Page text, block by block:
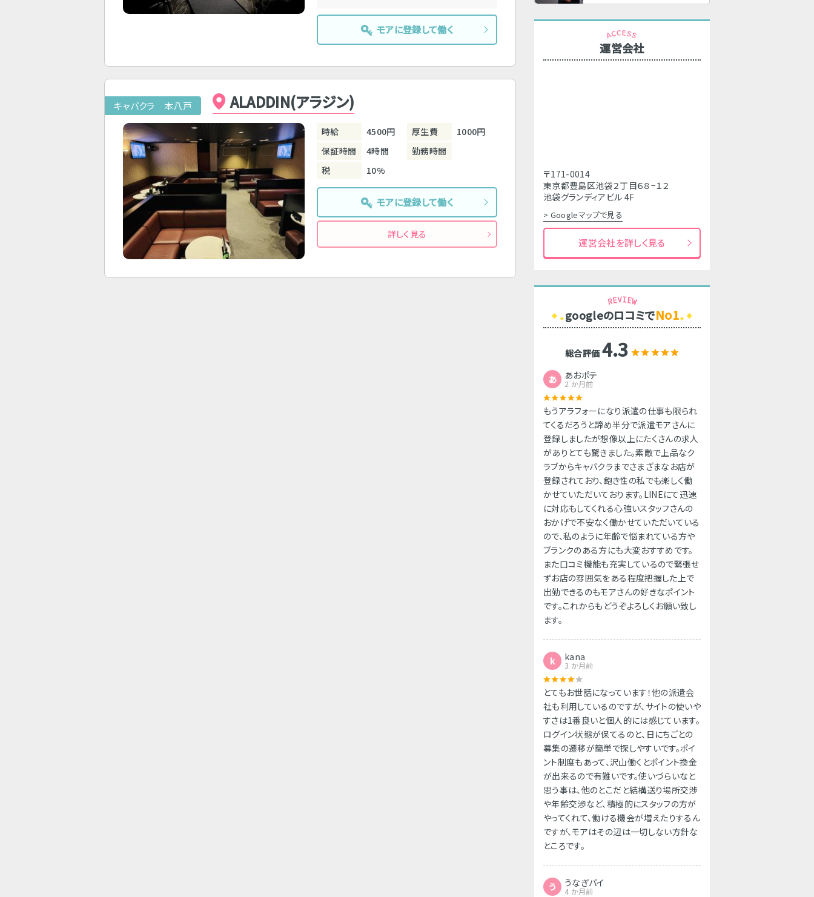
モアに登録して働く
キャバクラ 本八戸 ALADDIN(アラジン)
時給 4500円 厚生費
1000円
保証時間
4時間
勤務時間
税
10%
モアに登録して働く
詳しく見る
運営会社
〒171-0014
東京都豊島区池袋２丁目６８−１２
池袋グランディアビル 4F
> Googleマップで見る
運営会社を詳しく見る
googleのロコミでNo1
総合評価4.3
あ あおポテ
2 か月前
もうアラフォーになり派遣の仕事も限られ
てくるだろうと諦め半分で派遣モアさんに
登録しましたが想像以上にたくさんの求人
がありとても驚きました。素敵で上品なク
ラブからキャバクラまでさまざまなお店が
登録されており、飽き性の私でも楽しく働
かせていただいております。LINEにて迅速
に対応もしてくれる心強いスタッフさんの
おかげで不安なく働かせていただいている
ので、私のように年齢で悩まれている方や
ブランクのある方にも大変おすすめです。
また口コミ機能も充実しているので緊張せ
ずお店の雰囲気をある程度把握した上で
出勤できるのもモアさんの好きなポイント
です。これからもどうぞよろしくお願い致し
ます。
k kana
3 か月前
とてもお世話になっています！他の派遣会
社も利用しているのですが、サイトの使いや
すさは1番良いと個人的には感じています。
ログイン状態が保てるのと、日にちごとの
募集の遷移が簡単で探しやすいです。ポイ
ント制度もあって、沢山働くとポイント換金
が出来るので有難いです。使いづらいなと
思う事は、他のとこだと結構送り場所交渉
や年齢交渉など、積極的にスタッフの方が
やってくれて、働ける機会が増えたりするん
ですが、モアはその辺は一切しない方針な
ところです。
う うなぎパイ
4 か月前